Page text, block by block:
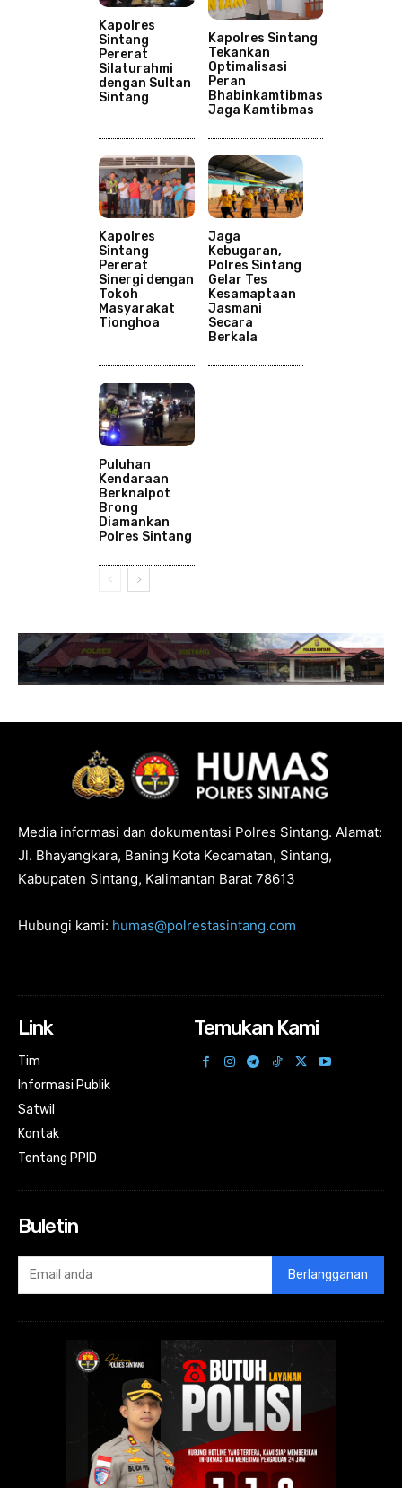
Kapolres
Sintang
Pererat
Silaturahmi
dengan Sultan
Sintang
Kapolres Sintang
Tekankan
Optimalisasi
Peran
Bhabinkamtibmas
Jaga Kamtibmas
Kapolres
Sintang
Pererat
Sinergi dengan
Tokoh
Masyarakat
Tionghoa
Jaga
Kebugaran,
Polres Sintang
Gelar Tes
Kesamaptaan
Jasmani
Secara
Berkala
Puluhan
Kendaraan
Berknalpot
Brong
Diamankan
Polres Sintang
Media informasi dan dokumentasi Polres Sintang. Alamat:
Jl. Bhayangkara, Baning Kota Kecamatan, Sintang,
Kabupaten Sintang, Kalimantan Barat 78613
Hubungi kami: humas@polrestasintang.com
Link
Tim
Informasi Publik
Satwil
Kontak
Tentang PPID
Temukan Kami
Buletin
Berlangganan